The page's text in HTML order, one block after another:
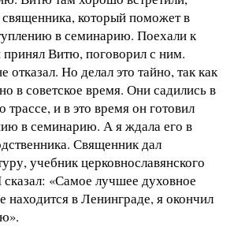
который поможет в
в семинарию. Поехали к
Витю, поговорил с ним.
Но делал это тайно, так как
в советское время. Они садились в
и в это время он готовил
в семинарию. А я ждала его в
Священник дал
учебник церковнославянского
«Самое лучшее духовное
находится в Ленинграде, я окончил